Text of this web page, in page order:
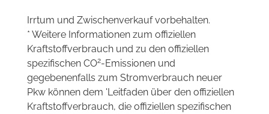
Irrtum und Zwischenverkauf vorbehalten.
* Weitere Informationen zum offiziellen
Kraftstoffverbrauch und zu den offiziellen
spezifischen CO2-Emissionen und
gegebenenfalls zum Stromverbrauch neuer
Pkw können dem 'Leitfaden über den offiziellen
Kraftstoffverbrauch, die offiziellen spezifischen